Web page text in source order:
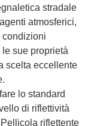
stradale
atmosferici,
condizioni
sue proprietà
scelta eccellente
lo standard
di riflettività
Pellicola riflettente